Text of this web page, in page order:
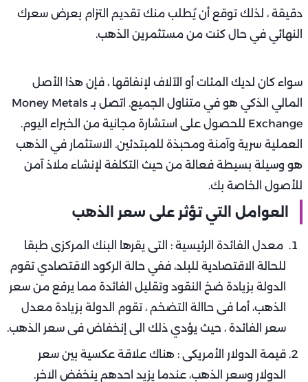
دقيقة ، لذلك توقع أن يُطلب منك تقديم التزام بعرض سعرك
النهائي في حال كنت من مستثمرين الذهب.
سواء كان لديك المئات أو الآلاف لإنفاقها ، فإن هذا الأصل
المالي الذكي هو في متناول الجميع. اتصل بـ Money Metals
Exchange للحصول على استشارة مجانية من الخبراء اليوم.
العملية سرية وآمنة ومحبذة للمبتدئين. الاستثمار في الذهب
هو وسيلة بسيطة فعالة من حيث التكلفة لإنشاء ملاذ آمن
للأصول الخاصة بك.
العوامل التي تؤثر على سعر الذهب
معدل الفائدة الرئيسية : التى يقرها البنك المركزى طبقا
للحالة الاقتصادية للبلد، ففي حالة الركود الاقتصادي تقوم
الدولة بزيادة ضخ النقود وتقليل الفائدة مما يرفع من سعر
الذهب، أما فى حاالة التضخم ، تقوم الدولة بزيادة معدل
سعر الفائدة ، حيث يؤدي ذلك الى إنخفاض فى سعر الذهب.
قيمة الدولار الأمريكى : هناك علاقة عكسية بين سعر
الدولار وسعر الذهب، عندما يزيد احدهم ينخفض الاخر.